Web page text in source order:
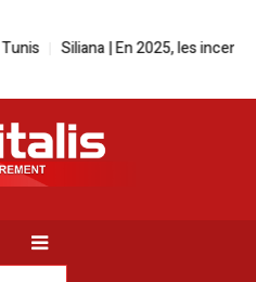
Siliana | En 2025, les incendies ont